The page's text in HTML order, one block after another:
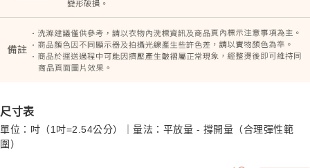
尺寸表
單位：吋（1吋=2.54公分）｜量法：平放量 - 撐開量（合理彈性範
圍）